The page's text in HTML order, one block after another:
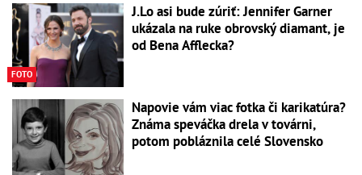
FOTO
J.Lo asi bude zúriť: Jennifer Garner
ukázala na ruke obrovský diamant, je
od Bena Afflecka?
Napovie vám viac fotka či karikatúra?
Známa speváčka drela v továrni,
potom pobláznila celé Slovensko